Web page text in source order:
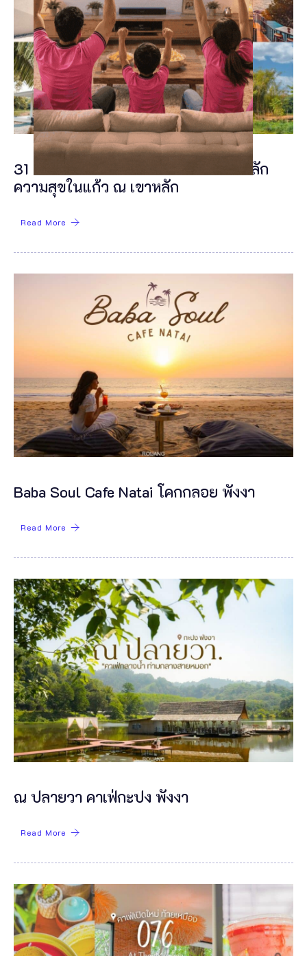
31 คาเฟ่เขาหลัก 2024 ร้านกาแฟเขาหลัก
ความสุขในแก้ว ณ เขาหลัก
Read More
Baba Soul Cafe Natai โคกกลอย พังงา
Read More
ณ ปลายวา คาเฟ่กะปง พังงา
Read More